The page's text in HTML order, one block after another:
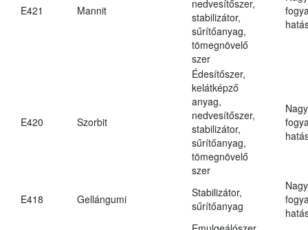
E421 Mannit
nedvesítőszer,
stabilizátor,
sűrítőanyag,
tömegnövelő
szer
E420 Szorbit
Édesítőszer,
kelátképző
anyag,
nedvesítőszer,
stabilizátor,
sűrítőanyag,
tömegnövelő
szer
E418 Gellángumi
Stabilizátor,
sűrítőanyag